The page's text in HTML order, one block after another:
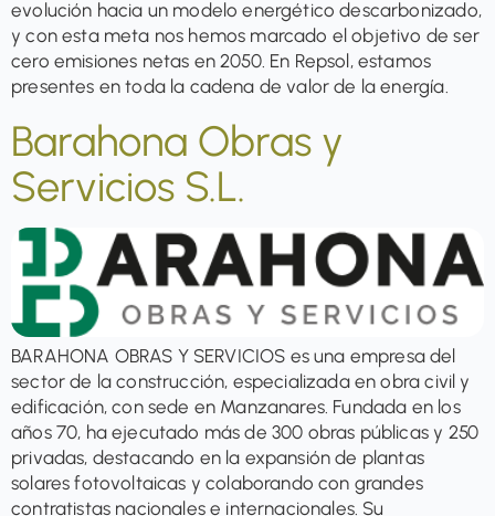
evolución hacia un modelo energético descarbonizado,
y con esta meta nos hemos marcado el objetivo de ser
cero emisiones netas en 2050. En Repsol, estamos
presentes en toda la cadena de valor de la energía.
Barahona Obras y
Servicios S.L.
BARAHONA OBRAS Y SERVICIOS es una empresa del
sector de la construcción, especializada en obra civil y
edificación, con sede en Manzanares. Fundada en los
años 70, ha ejecutado más de 300 obras públicas y 250
privadas, destacando en la expansión de plantas
solares fotovoltaicas y colaborando con grandes
contratistas nacionales e internacionales. Su